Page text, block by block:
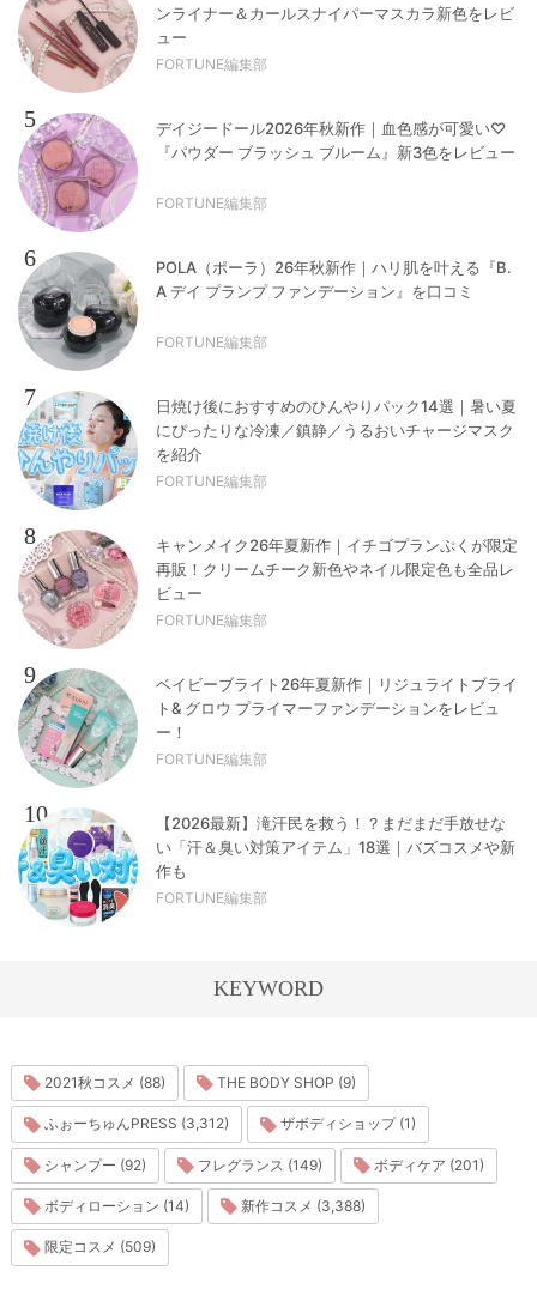
ンライナー＆カールスナイパーマスカラ新色をレビ
ュー
FORTUNE編集部
5
デイジードール2026年秋新作｜血色感が可愛い♡
『パウダー ブラッシュ ブルーム』新3色をレビュー
FORTUNE編集部
6
POLA（ポーラ）26年秋新作｜ハリ肌を叶える『B.
A デイ プランプ ファンデーション』を口コミ
FORTUNE編集部
7
日焼け後におすすめのひんやりパック14選｜暑い夏
にぴったりな冷凍／鎮静／うるおいチャージマスク
を紹介
FORTUNE編集部
8
キャンメイク26年夏新作｜イチゴプランぷくが限定
再販！クリームチーク新色やネイル限定色も全品レ
ビュー
FORTUNE編集部
9
ベイビーブライト26年夏新作｜リジュライトブライ
ト& グロウ プライマーファンデーションをレビュ
ー！
FORTUNE編集部
10
【2026最新】滝汗民を救う！？まだまだ手放せな
い「汗＆臭い対策アイテム」18選｜バズコスメや新
作も
FORTUNE編集部
KEYWORD
2021秋コスメ (88) THE BODY SHOP (9)
ふぉーちゅんPRESS (3,312) ザボディショップ (1)
シャンプー (92) フレグランス (149) ボディケア (201)
ボディローション (14) 新作コスメ (3,388)
限定コスメ (509)